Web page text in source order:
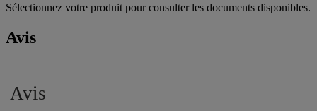
Sélectionnez votre produit pour consulter les documents disponibles.
Avis